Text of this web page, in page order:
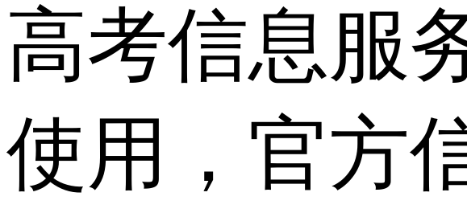
高考信息服
使用，官方